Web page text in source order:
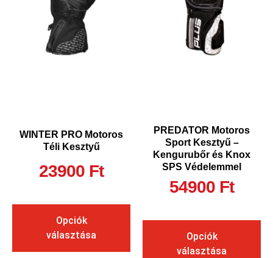
WINTER PRO Motoros
Téli Kesztyű
23900 Ft
Opciók
választása
PREDATOR Motoros
Sport Kesztyű –
Kengurubőr és Knox
SPS Védelemmel
54900 Ft
Opciók
választása